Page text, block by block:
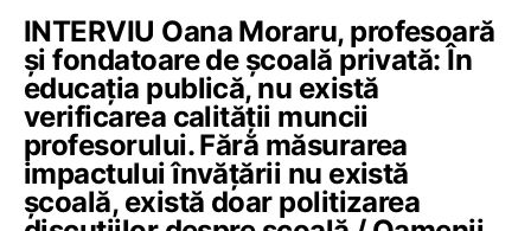
INTERVIU Oana Moraru, profesoară
și fondatoare de școală privată: În
educația publică, nu există
verificarea calității muncii
profesorului. Fără măsurarea
impactului învățării nu există
școală, există doar politizarea